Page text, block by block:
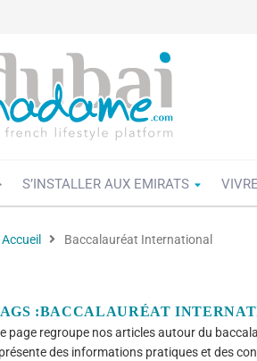
S’INSTALLER AUX EMIRATS
Accueil Baccalauréat International
:BACCALAURÉAT
page regroupe nos articles autour du
des informations pratiques et des